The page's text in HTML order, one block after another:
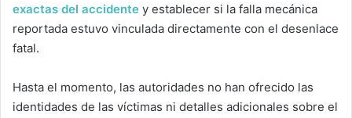
exactas del accidente y establecer si la falla mecánica
reportada estuvo vinculada directamente con el desenlace
fatal.
Hasta el momento, las autoridades no han ofrecido las
identidades de las víctimas ni detalles adicionales sobre el